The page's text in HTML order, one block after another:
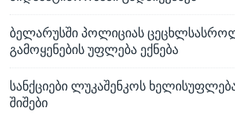
ბელარუსში პოლიციას
გამოყენების უფლება ექნება
სანქციები ლუკაშენკოს
შიშები